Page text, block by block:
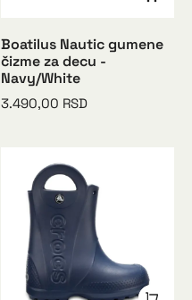
Boatilus Nautic gumene
čizme za decu -
Navy/White
3.490,00 RSD